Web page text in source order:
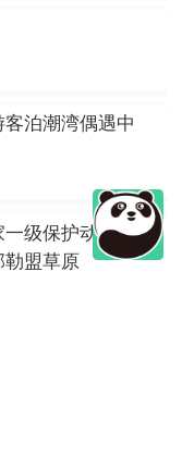
泊潮湾偶遇中
一级保护动物大
勒盟草原